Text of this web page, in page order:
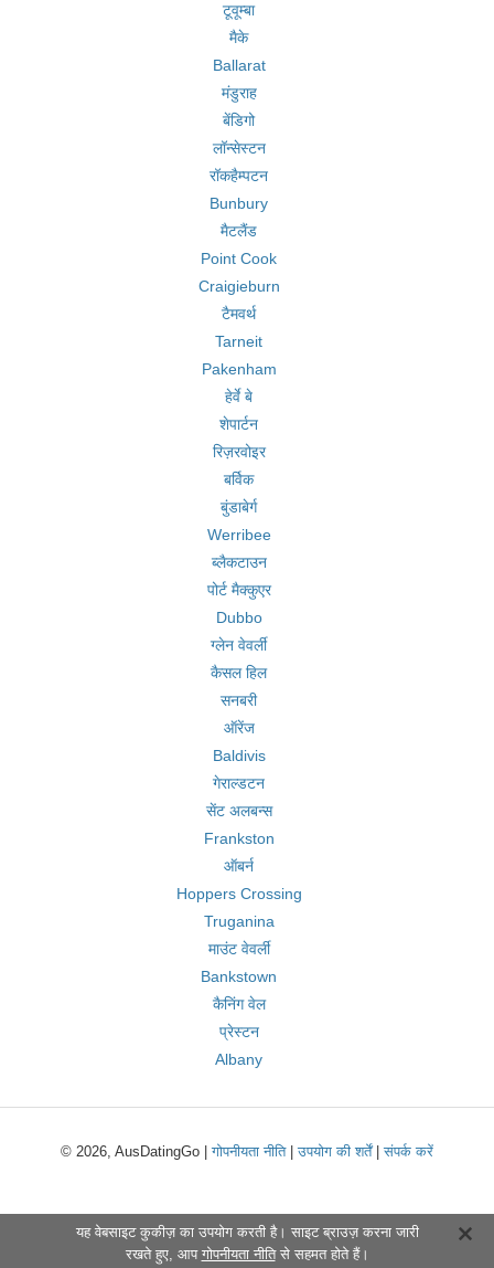
टूवूम्बा
मैके
Ballarat
मंडुराह
बेंडिगो
लॉन्सेस्टन
रॉकहैम्पटन
Bunbury
मैटलैंड
Point Cook
Craigieburn
टैमवर्थ
Tarneit
Pakenham
हेर्वे बे
शेपार्टन
रिज़रवोइर
बर्विक
बुंडाबेर्ग
Werribee
ब्लैकटाउन
पोर्ट मैक्कुएर
Dubbo
ग्लेन वेवर्ली
कैसल हिल
सनबरी
ऑरेंज
Baldivis
गेराल्डटन
सेंट अलबन्स
Frankston
ऑबर्न
Hoppers Crossing
Truganina
माउंट वेवर्ली
Bankstown
कैनिंग वेल
प्रेस्टन
Albany
© 2026, AusDatingGo |गोपनीयता नीति|उपयोग की शर्तें|संपर्क करें
यह वेबसाइट कुकीज़ का उपयोग करती है। साइट ब्राउज़ करना जारी
रखते हुए, आप गोपनीयता नीतिसे सहमत होते हैं।